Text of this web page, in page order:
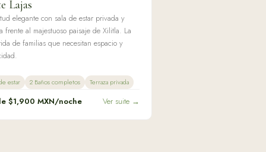
Lajas
elegante con sala de estar privada y
frente al majestuoso paisaje de Xilitla. La
de familias que necesitan espacio y
estar 2 Baños completos Terraza privada
$1,900 MXN/noche Ver suite →